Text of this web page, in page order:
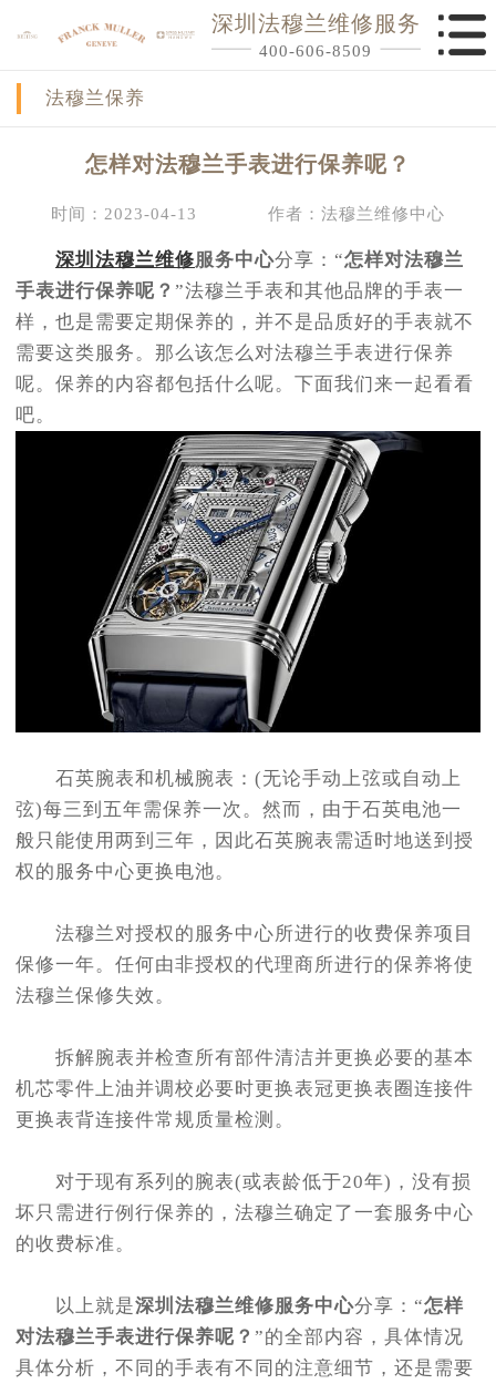
深圳法穆兰维修服务
400-606-8509
法穆兰保养
怎样对法穆兰手表进行保养呢？
时间：2023-04-13 作者：法穆兰维修中心
深圳法穆兰维修服务中心分享：“怎样对法穆兰
手表进行保养呢？ ”法穆兰手表和其他品牌的手表一
样，也是需要定期保养的，并不是品质好的手表就不
需要这类服务。那么该怎么对法穆兰手表进行保养
呢。保养的内容都包括什么呢。下面我们来一起看看
吧。
石英腕表和机械腕表：(无论手动上弦或自动上
弦)每三到五年需保养一次。然而，由于石英电池一
般只能使用两到三年，因此石英腕表需适时地送到授
权的服务中心更换电池。
法穆兰对授权的服务中心所进行的收费保养项目
保修一年。任何由非授权的代理商所进行的保养将使
法穆兰保修失效。
拆解腕表并检查所有部件清洁并更换必要的基本
机芯零件上油并调校必要时更换表冠更换表圈连接件
更换表背连接件常规质量检测。
对于现有系列的腕表(或表龄低于20年)，没有损
坏只需进行例行保养的，法穆兰确定了一套服务中心
的收费标准。
以上就是深圳法穆兰维修服务中心分享：“怎样
对法穆兰手表进行保养呢？ ”的全部内容，具体情况
具体分析，不同的手表有不同的注意细节，还是需要